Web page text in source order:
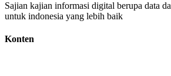
Sajian kajian informasi digital berupa data
untuk indonesia yang lebih baik
Konten